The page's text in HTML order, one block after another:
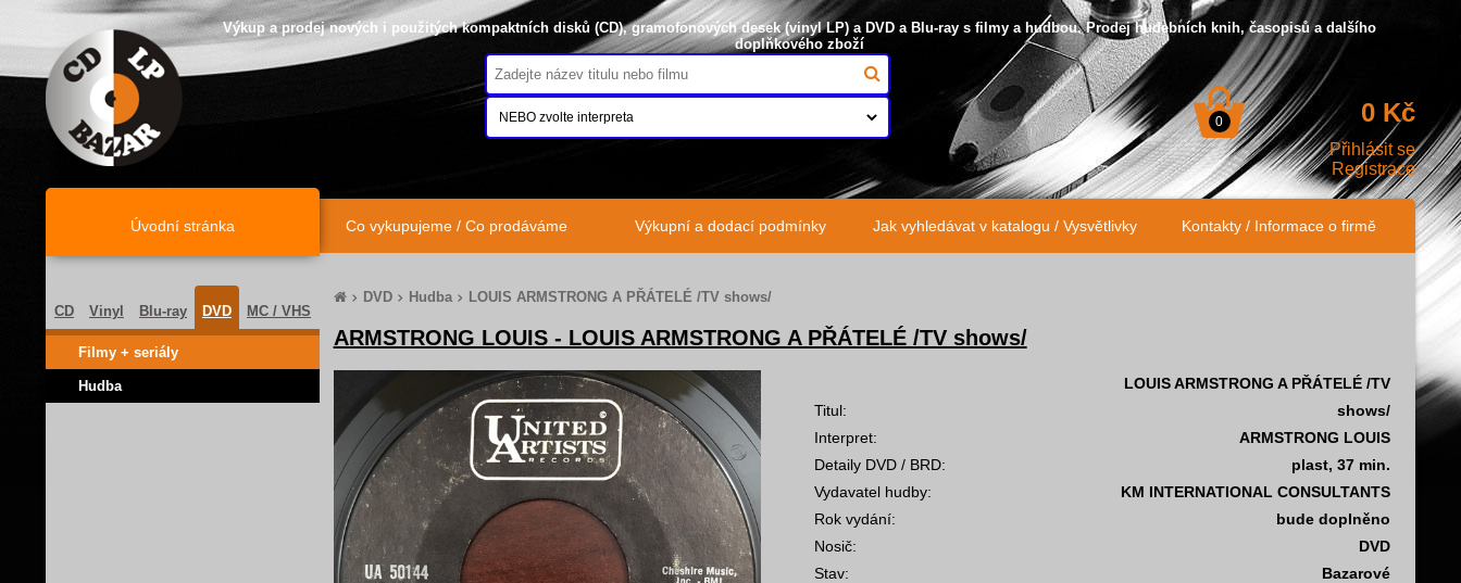
Výkup a prodej nových i použitých kompaktních disků (CD), gramofonových desek (vinyl LP) a DVD a Blu-ray s filmy a hudbou. Prodej hudebních knih, časopisů a dalšího
doplňkového zboží
0 0 Kč
Přihlásit se
Registrace
Úvodní stránka
Úvodní stránka Co vykupujeme / Co prodáváme Výkupní a dodací podmínky Jak vyhledávat v katalogu / Vysvětlivky Kontakty / Informace o firmě
CD Vinyl Blu-ray DVD MC / VHS
Filmy + seriály
Hudba
DVD Hudba LOUIS ARMSTRONG A PŘÁTELÉ /TV shows/
ARMSTRONG LOUIS - LOUIS ARMSTRONG A PŘÁTELÉ /TV shows/
Titul:
LOUIS ARMSTRONG A PŘÁTELÉ /TV
shows/
Interpret:
ARMSTRONG LOUIS
Detaily DVD / BRD:
plast, 37 min.
Vydavatel hudby:
KM INTERNATIONAL CONSULTANTS
Rok vydání:
bude doplněno
Nosič:
DVD
Stav:
Bazarové